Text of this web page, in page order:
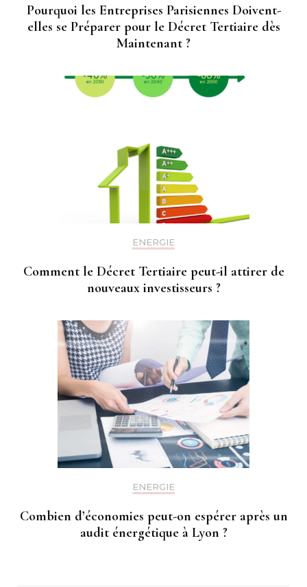
Pourquoi les Entreprises Parisiennes Doivent-
elles se Préparer pour le Décret Tertiaire dès
Maintenant ?
ENERGIE
Comment le Décret Tertiaire peut-il attirer de
nouveaux investisseurs ?
ENERGIE
Combien d’économies peut-on espérer après un
audit énergétique à Lyon ?